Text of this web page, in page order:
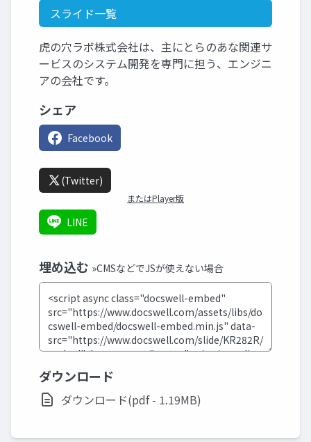
スライド一覧
虎の穴ラボ株式会社は、主にとらのあな関連サ
ービスのシステム開発を専門に担う、エンジニ
アの会社です。
シェア
Facebook
(Twitter)
またはPlayer版
LINE
埋め込む »CMSなどでJSが使えない場合
ダウンロード
ダウンロード(pdf - 1.19MB)